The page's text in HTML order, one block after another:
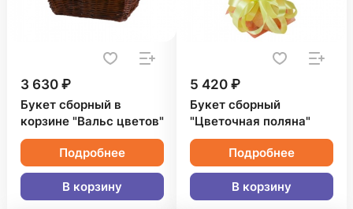
3 630 ₽
Букет сборный в
корзине "Вальс цветов"
Подробнее
В корзину
5 420 ₽
Букет сборный
"Цветочная поляна"
Подробнее
В корзину